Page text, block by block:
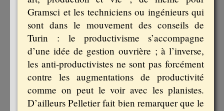
Gramsci et les techniciens ou ingénieurs qui
sont dans le mouvement des conseils de
Turin : le productivisme s’accompagne
d’une idée de gestion ouvrière ; à l’inverse,
les anti-productivistes ne sont pas forcément
contre les augmentations de productivité
comme on peut le voir avec les planistes.
D’ailleurs Pelletier fait bien remarquer que le